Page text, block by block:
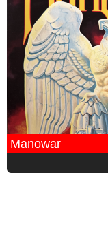
Manowar